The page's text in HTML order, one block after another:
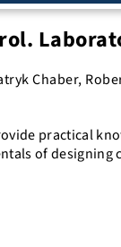
Chaber,
practical
of